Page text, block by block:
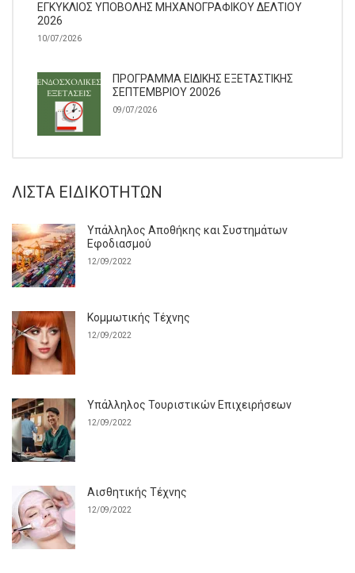
ΕΓΚΥΚΛΙΟΣ ΥΠΟΒΟΛΗΣ ΜΗΧΑΝΟΓΡΑΦΙΚΟΥ ΔΕΛΤΙΟΥ
2026
10/07/2026
ΠΡΟΓΡΑΜΜΑ ΕΙΔΙΚΗΣ ΕΞΕΤΑΣΤΙΚΗΣ
ΣΕΠΤΕΜΒΡΙΟΥ 20026
09/07/2026
ΛΊΣΤΑ ΕΙΔΙΚΟΤΉΤΩΝ
Υπάλληλος Αποθήκης και Συστημάτων
Εφοδιασμού
12/09/2022
Κομμωτικής Τέχνης
12/09/2022
Υπάλληλος Τουριστικών Επιχειρήσεων
12/09/2022
Αισθητικής Τέχνης
12/09/2022